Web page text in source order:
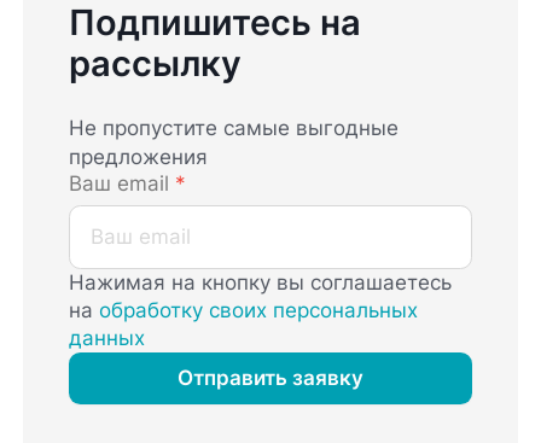
Подпишитесь на
рассылку
Не пропустите самые выгодные
предложения
Ваш email *
Нажимая на кнопку вы соглашаетесь
наобработку своих персональных
данных
Отправить заявку